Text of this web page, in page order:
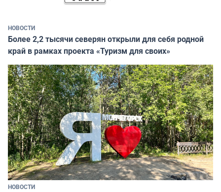
НОВОСТИ
Более 2,2 тысячи северян открыли для себя родной
край в рамках проекта «Туризм для своих»
НОВОСТИ